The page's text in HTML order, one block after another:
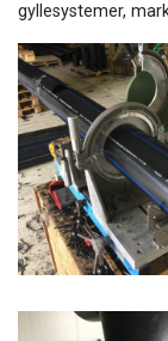
gyllesystemer,